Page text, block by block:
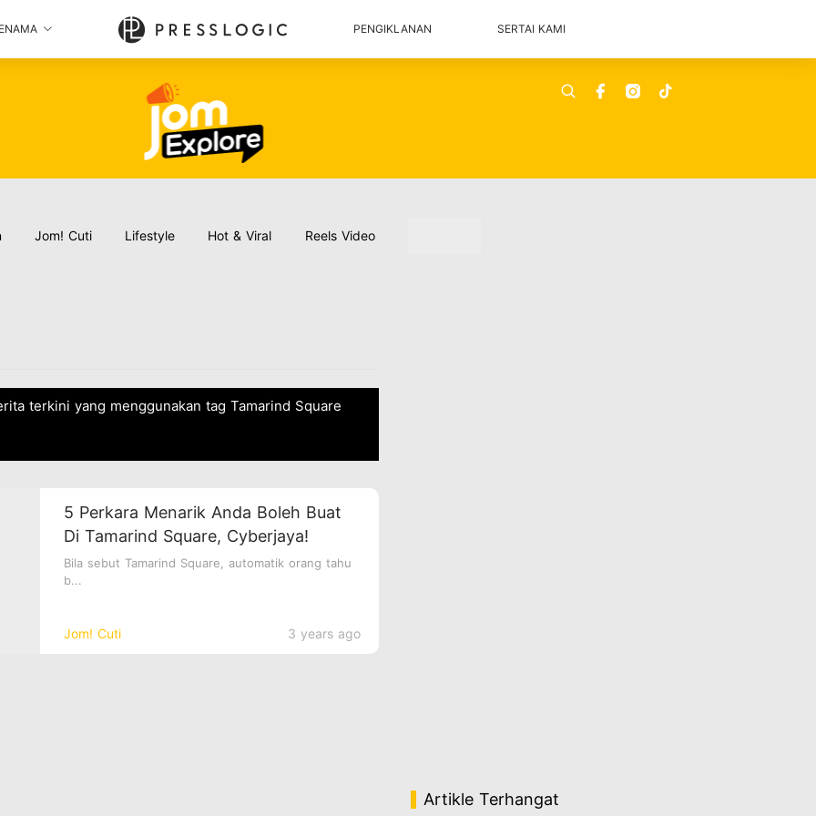
PENGIKLANAN SERTAI KAMI
Jom! Cuti Lifestyle Hot & Viral Reels Video
terkini yang menggunakan tag Tamarind Square
Jom! Cuti 3 years ago
5 Perkara Menarik Anda Boleh Buat
Di Tamarind Square, Cyberjaya!
Bila sebut Tamarind Square, automatik orang tahu
b...
Artikle Terhangat